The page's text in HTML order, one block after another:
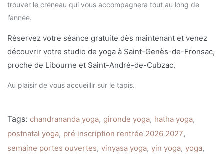
trouver le créneau qui vous accompagnera tout au long de
l’année.
Réservez votre séance gratuite dès maintenant et venez
découvrir votre studio de yoga à Saint-Genès-de-Fronsac,
proche de Libourne et Saint-André-de-Cubzac.
Au plaisir de vous accueillir sur le tapis.
Tags: chandrananda yoga, gironde yoga, hatha yoga,
postnatal yoga, pré inscription rentrée 2026 2027,
semaine portes ouvertes, vinyasa yoga, yin yoga, yoga,